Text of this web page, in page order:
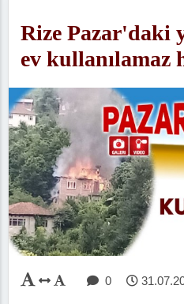
Rize Pazar'daki
ev kullanılamaz
0